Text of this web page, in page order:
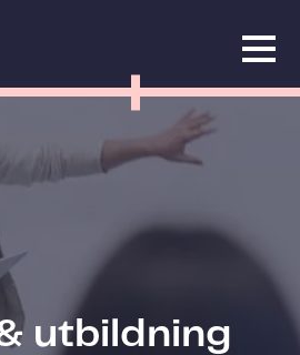
utbildning